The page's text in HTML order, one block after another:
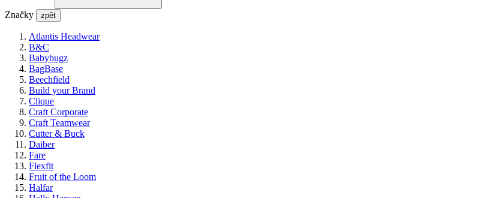
Značky zpět
Atlantis Headwear
B&C
Babybugz
BagBase
Beechfield
Build your Brand
Clique
Craft Corporate
Craft Teamwear
Cutter & Buck
Daiber
Fare
Flexfit
Fruit of the Loom
Halfar